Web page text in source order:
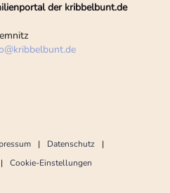
der kribbelbunt.de
@kribbelbunt.de
Datenschutz
Cookie-Einstellungen